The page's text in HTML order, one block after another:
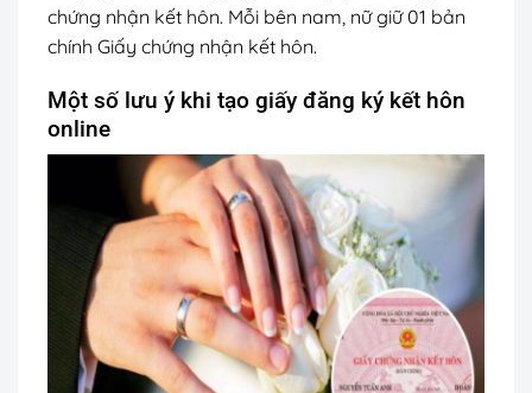
chứng nhận kết hôn. Mỗi bên nam, nữ giữ 01 bản
chính Giấy chứng nhận kết hôn.
Một số lưu ý khi tạo giấy đăng ký kết hôn
online